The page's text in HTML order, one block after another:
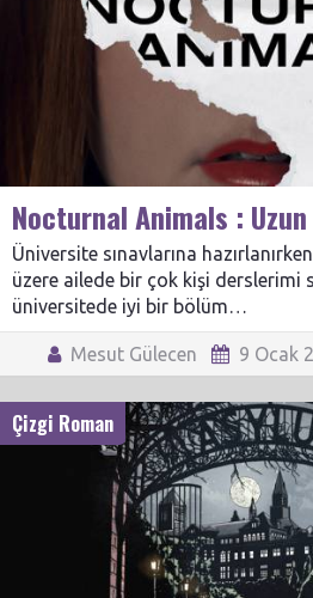
Nocturnal Animals :
Üniversite sınavlarına
üzere ailede bir çok kişi derslerimi
üniversitede iyi bir bölüm…
Mesut Gülecen 9 Ocak
Çizgi Roman